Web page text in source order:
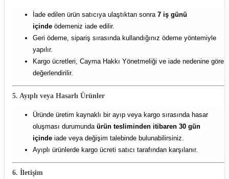
İade edilen ürün satıcıya ulaştıktan sonra 7 iş günü
içinde ödemeniz iade edilir.
Geri ödeme, sipariş sırasında kullandığınız ödeme yöntemiyle
yapılır.
Kargo ücretleri, Cayma Hakkı Yönetmeliği ve iade nedenine göre
değerlendirilir.
5. Ayıplı veya Hasarlı Ürünler
Üründe üretim kaynaklı bir ayıp veya kargo sırasında hasar
oluşması durumunda ürün tesliminden itibaren 30 gün
içinde iade veya değişim talebinde bulunabilirsiniz.
Ayıplı ürünlerde kargo ücreti satıcı tarafından karşılanır.
6. İletişim